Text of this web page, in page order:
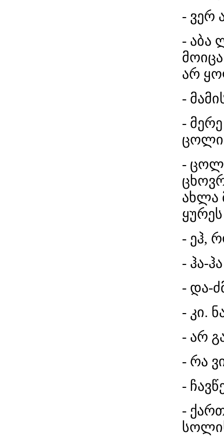
- ვერ
- აბა
არ
-
-
-
ახლა
- ეჰ,
- ჰა-
- და-
- კი.
- არ
- რა
-
-